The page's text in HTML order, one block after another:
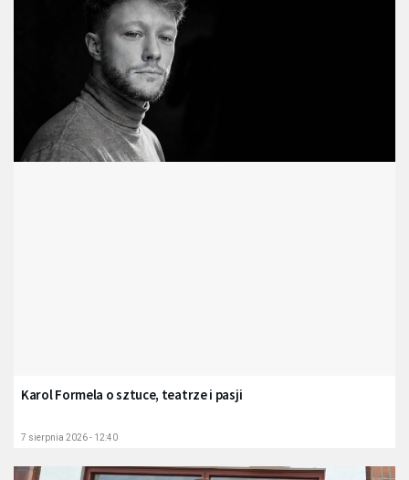
Karol Formela o sztuce, teatrze i pasji
7 sierpnia 2026 - 12:40